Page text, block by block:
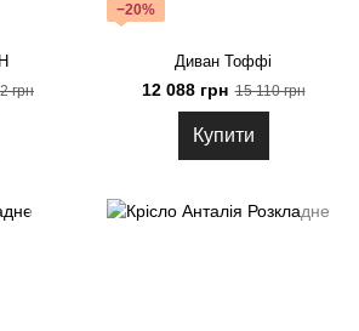
грн
−20%
Диван Тоффі
12 088 грн 15 110 грн
Купити